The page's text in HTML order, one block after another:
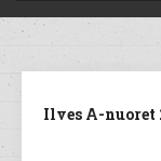
Ilves A-nuoret